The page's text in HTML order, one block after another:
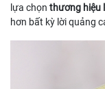
lựa chọn thương hiệu
hơn bất kỳ lời quảng